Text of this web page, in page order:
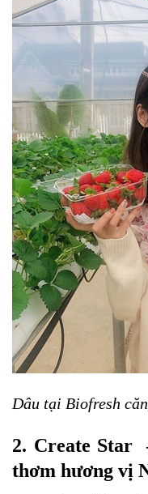
Dâu tại Biofresh
2. Create Star
thơm hương vị